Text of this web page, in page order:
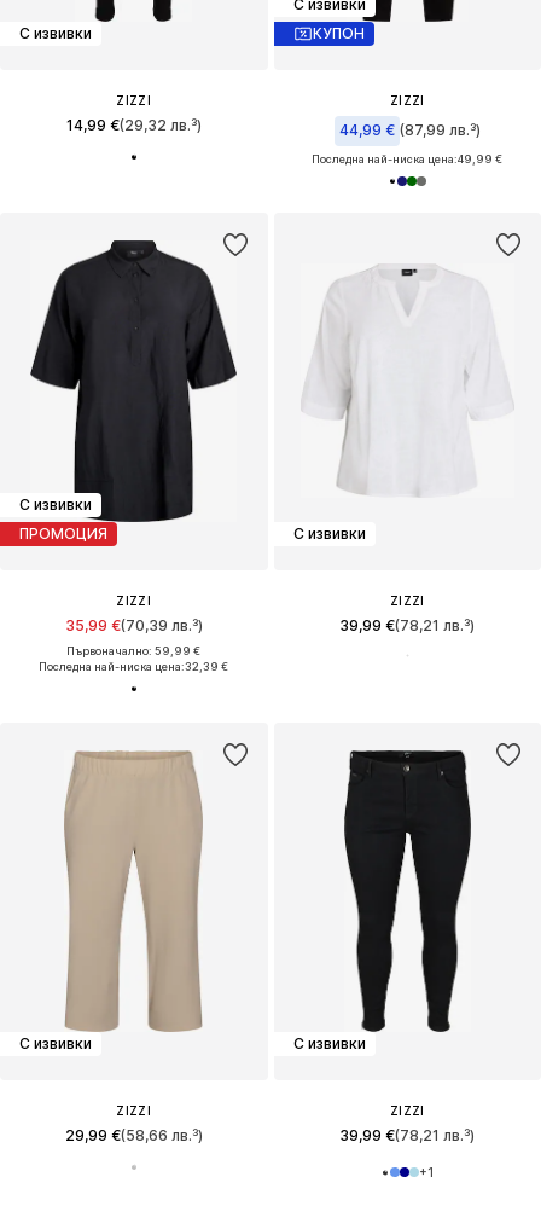
С извивки
ZIZZI
14,99 €(29,32 лв.³)
С извивки
КУПОН
ZIZZI
44,99 € (87,99 лв.³)
Последна най-ниска цена:49,99 €
С извивки
ПРОМОЦИЯ
ZIZZI
35,99 €(70,39 лв.³)
Първоначално: 59,99 €
Последна най-ниска цена:32,39 €
С извивки
ZIZZI
39,99 €(78,21 лв.³)
С извивки
ZIZZI
29,99 €(58,66 лв.³)
С извивки
ZIZZI
39,99 €(78,21 лв.³)
+1